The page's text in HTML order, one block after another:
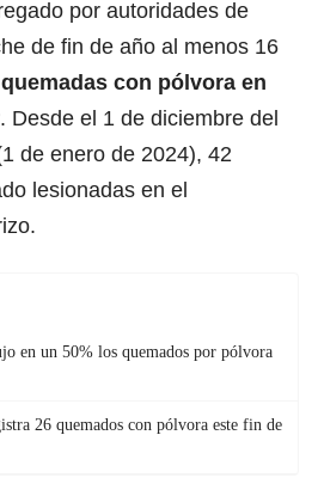
por autoridades de
de fin de año al menos 16
quemadas con pólvora en
. Desde el 1 de diciembre del
de enero de 2024), 42
lesionadas en el
en un 50% los quemados por pólvora
26 quemados con pólvora este fin de